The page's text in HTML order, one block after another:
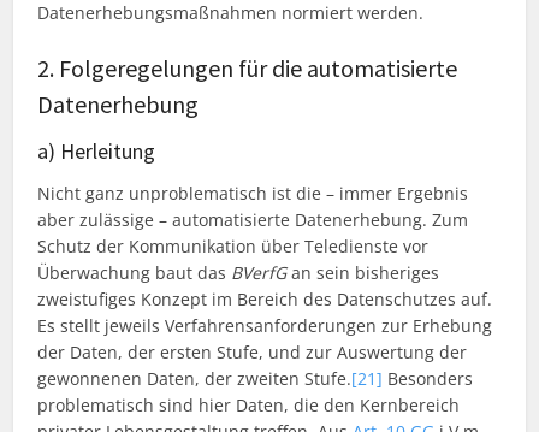
Datenerhebungsmaßnahmen normiert werden.
2. Folgeregelungen für die automatisierte
Datenerhebung
a) Herleitung
Nicht ganz unproblematisch ist die – immer Ergebnis
aber zulässige – automatisierte Datenerhebung. Zum
Schutz der Kommunikation über Teledienste vor
Überwachung baut das BVerfGan sein bisheriges
zweistufiges Konzept im Bereich des Datenschutzes auf.
Es stellt jeweils Verfahrensanforderungen zur Erhebung
der Daten, der ersten Stufe, und zur Auswertung der
gewonnenen Daten, der zweiten Stufe.[21] Besonders
problematisch sind hier Daten, die den Kernbereich